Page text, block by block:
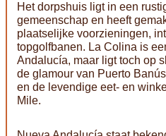
Het dorpshuis ligt in een
gemeenschap en heeft
plaatselijke voorzieningen,
topgolfbanen. La Colina is
Andalucía, maar ligt toch op
de glamour van Puerto
en de levendige eet- en
Mile.